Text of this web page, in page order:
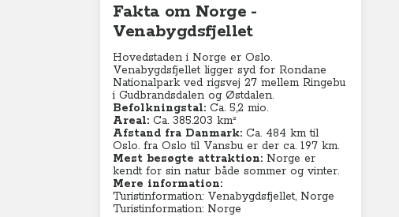
Fakta om Norge -
Venabygdsfjellet
Hovedstaden i Norge er Oslo.
Venabygdsfjellet ligger syd for Rondane
Nationalpark ved rigsvej 27 mellem Ringebu
i Gudbrandsdalen og Østdalen.
Befolkningstal: Ca. 5,2 mio.
Areal:Ca. 385.203 km²
Afstand fra Danmark: Ca. 484 km til
Oslo. fra Oslo til Vansbu er der ca. 197 km.
Mest besøgte attraktion: Norge er
kendt for sin natur både sommer og vinter.
Mere information:
Turistinformation: Venabygdsfjellet, Norge
Turistinformation: Norge